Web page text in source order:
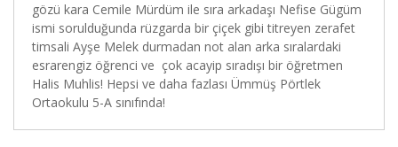
gözü kara Cemile Mürdüm ile sıra arkadaşı Nefise Gügüm
ismi sorulduğunda rüzgarda bir çiçek gibi titreyen zerafet
timsali Ayşe Melek durmadan not alan arka sıralardaki
esrarengiz öğrenci ve çok acayip sıradışı bir öğretmen
Halis Muhlis! Hepsi ve daha fazlası Ümmüş Pörtlek
Ortaokulu 5-A sınıfında!